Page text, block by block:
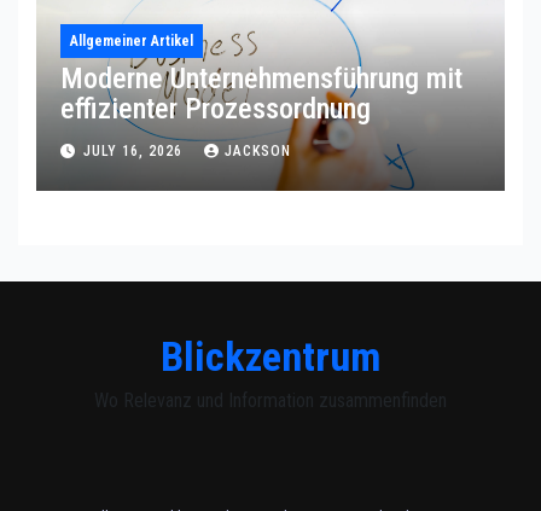
Allgemeiner Artikel
Moderne Unternehmensführung mit
effizienter Prozessordnung
JULY 16, 2026 JACKSON
Blickzentrum
Wo Relevanz und Information zusammenfinden